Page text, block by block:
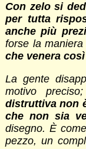
Con zelo si
per tutta
anche più
forse la
che venera
La gente
motivo
distruttiva non
che non sia
disegno. È
pezzo, un